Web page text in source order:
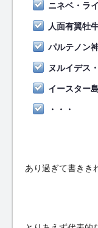
ニネベ・ラ
人面有翼牡
パルテノン
ヌルイデス
イースター
・・・
あり過ぎて書きき